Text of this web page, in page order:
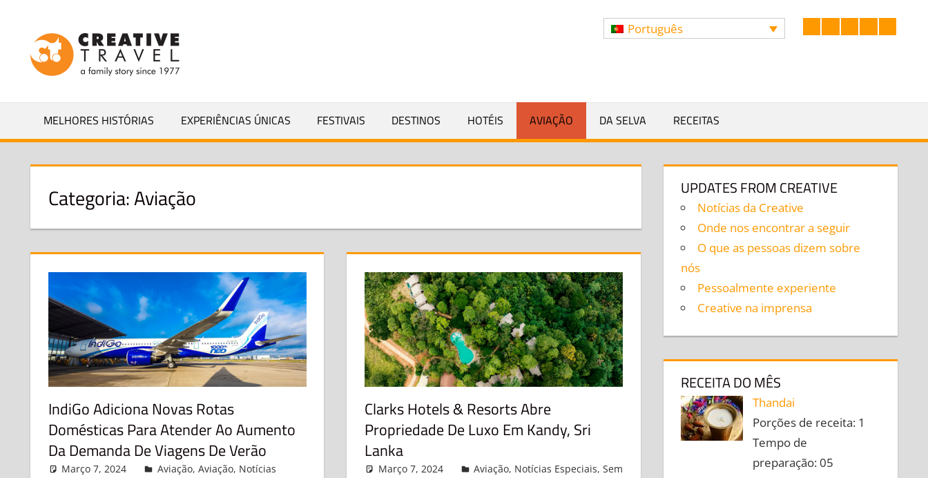
content
Facebook
LinkedIn
TwitterInstagram
Português
MELHORES HISTÓRIAS EXPERIÊNCIAS ÚNICAS FESTIVAIS DESTINOS HOTÉIS AVIAÇÃO DA SELVA RECEITAS
Categoria:Aviação
IndiGo Adiciona Novas Rotas
Domésticas Para Atender Ao Aumento
Da Demanda De Viagens De Verão
Março 7, 2024 admin
Aviação, Aviação, Notícias
Clarks Hotels & Resorts Abre
Propriedade De Luxo Em Kandy, Sri
Lanka
Março 7, 2024 admin
Aviação, Notícias Especiais,Sem
UPDATES FROM CREATIVE
Notícias da Creative
Onde nos encontrar a seguir
O que as pessoas dizem sobre
nós
Pessoalmente experiente
Creative na imprensa
RECEITA DO MÊS
Thandai
Porções de receita: 1
Tempo de
preparação: 05